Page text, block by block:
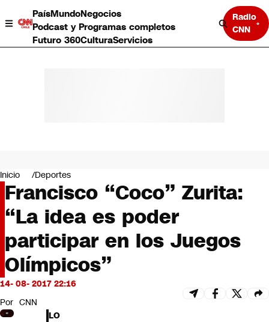
PaísMundoNegocios
Podcast y Programas completos
Futuro 360CulturaServicios
Radio
CNN
Negocios
Deportes
Programas completos
Cultura
Servicios
Bits
CNN Data
CNN tiempo
Futuro 360
Inicio Deportes
Francisco “Coco” Zurita:
“La idea es poder
participar en los Juegos
Olímpicos”
14- 08- 2017 22:16
Por CNN
LO